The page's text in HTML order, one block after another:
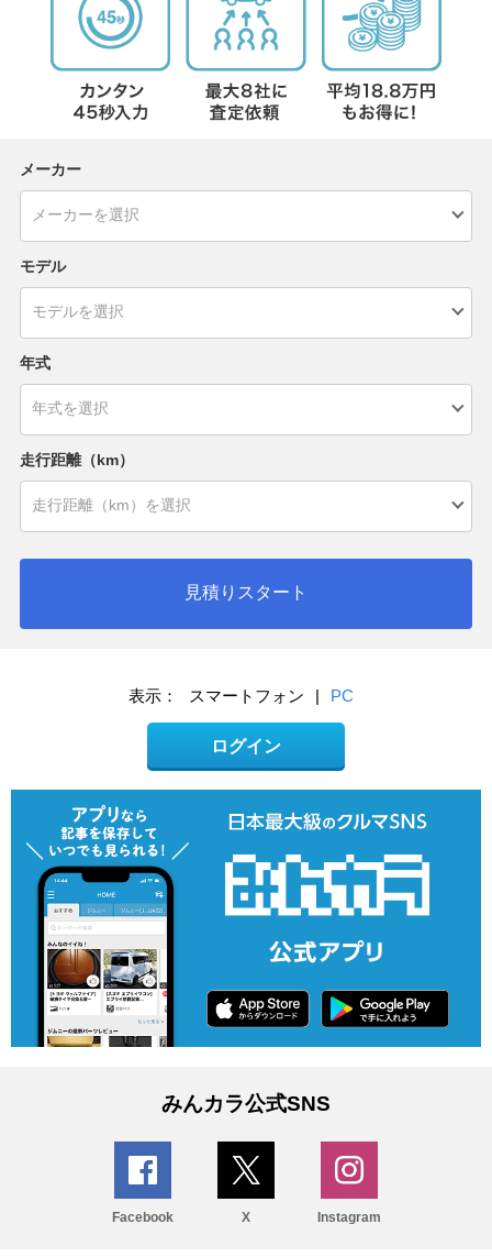
メーカー
モデル
年式
走行距離（km）
見積りスタート
表示： スマートフォン | PC
ログイン
みんカラ公式SNS
Facebook X Instagram